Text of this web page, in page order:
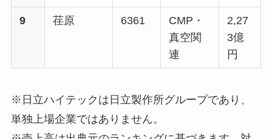
9 荏原 6361
CMP・
真空関
連
2,27
3億
円
※日立ハイテックは日立製作所グループであり、
単独上場企業ではありません。